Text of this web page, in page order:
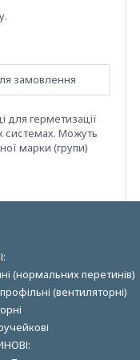
замовлення
для герметизації
системах. Можуть
марки (групи)
(нормальних перетинів)
(вентиляторні)